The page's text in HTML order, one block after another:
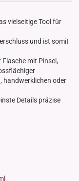
vielseitige Tool für
und ist somit
mit Pinsel,
handwerklichen oder
Details präzise